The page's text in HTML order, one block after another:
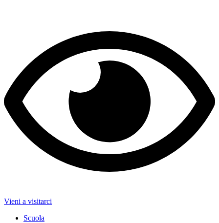
Vieni a visitarci
Scuola